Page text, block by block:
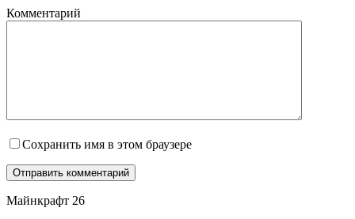
Комментарий
Сохранить имя в этом браузере
Майнкрафт 26